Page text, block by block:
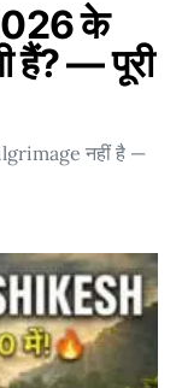
के
हैं? — पूरी
नहीं है —